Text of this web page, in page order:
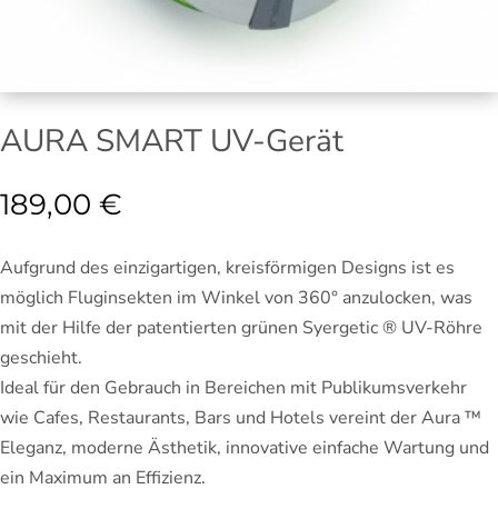
AURA SMART UV-Gerät
189,00 €
Aufgrund des einzigartigen, kreisförmigen Designs ist es
möglich Fluginsekten im Winkel von 360° anzulocken, was
mit der Hilfe der patentierten grünen Syergetic ® UV-Röhre
geschieht.
Ideal für den Gebrauch in Bereichen mit Publikumsverkehr
wie Cafes, Restaurants, Bars und Hotels vereint der Aura ™
Eleganz, moderne Ästhetik, innovative einfache Wartung und
ein Maximum an Effizienz.